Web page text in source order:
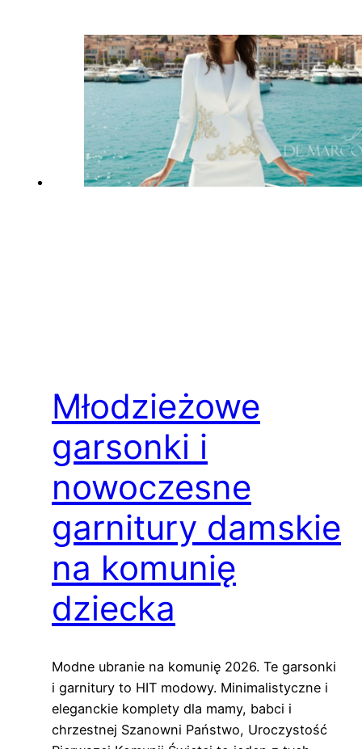
Młodzieżowe
garsonki i
nowoczesne
garnitury damskie
na komunię
dziecka
Modne ubranie na komunię 2026. Te garsonki
i garnitury to HIT modowy. Minimalistyczne i
eleganckie komplety dla mamy, babci i
chrzestnej Szanowni Państwo, Uroczystość